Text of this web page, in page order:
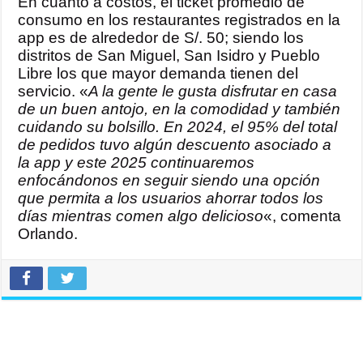
consumo en los restaurantes registrados en la
app es de alrededor de S/. 50; siendo los
distritos de San Miguel, San Isidro y Pueblo
Libre los que mayor demanda tienen del
servicio. «A la gente le gusta disfrutar en casa
de un buen antojo, en la comodidad y también
cuidando su bolsillo. En 2024, el 95% del total
de pedidos tuvo algún descuento asociado a
la app y este 2025 continuaremos
enfocándonos en seguir siendo una opción
que permita a los usuarios ahorrar todos los
días mientras comen algo delicioso«, comenta
Orlando.